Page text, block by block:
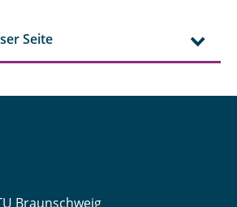
Seite
Braunschweig